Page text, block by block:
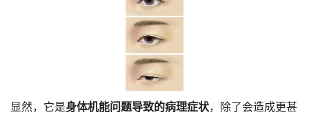
显然，它是身体机能问题导致的病理症状，除了会造成更甚